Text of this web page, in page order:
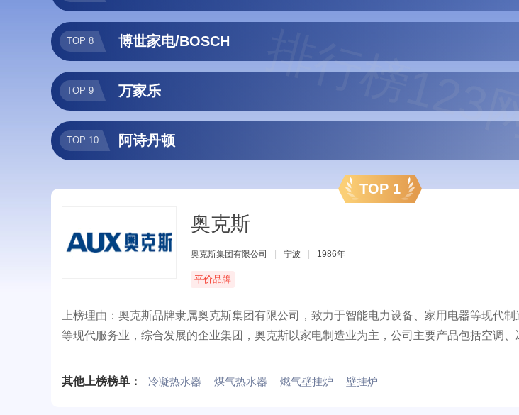
TOP 8 博世家电/BOSCH
TOP 9 万家乐
TOP 10 阿诗丹顿
TOP 1
奥克斯
奥克斯集团有限公司 宁波 1986年
平价品牌
上榜理由：奥克斯品牌隶属奥克斯集团有限公司，致力于智能电力设备、家用电器等现代
等现代服务业，综合发展的企业集团，奥克斯以家电制造业为主，公司主要产品包括空调
业之一。
其他上榜榜单： 冷凝热水器 煤气热水器 燃气壁挂炉 壁挂炉
排行榜123